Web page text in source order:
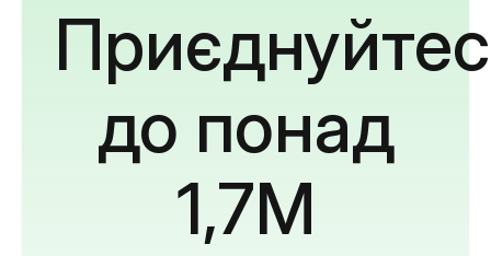
до понад
1,7M